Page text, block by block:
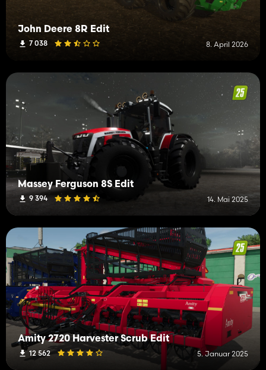
John Deere 8R Edit
7 038 8. April 2026
Massey Ferguson 8S Edit
9 394 14. Mai 2025
Amity 2720 Harvester Scrub Edit
12 562 5. Januar 2025